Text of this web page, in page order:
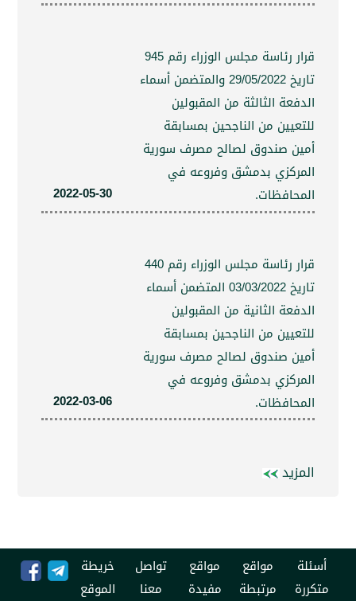
قرار رئاسة مجلس الوزراء رقم 945
تاريخ 29/05/2022 والمتضمن أسماء
الثالثة من المقبولين
من الناجحين بمسابقة
صندوق لصالح مصرف سورية
بدمشق وفروعه في
قرار رئاسة مجلس الوزراء رقم 440
تاريخ 03/03/2022 المتضمن أسماء
الثانية من المقبولين
من الناجحين بمسابقة
صندوق لصالح مصرف سورية
بدمشق وفروعه في
مواقع
مرتبطة
مواقع
مفيدة
تواصل
معنا
خريطة
الموقع